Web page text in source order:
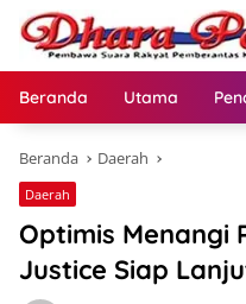
Langsung
konten
Beranda Utama
Beranda Daerah
Daerah
Optimis Menangi
Justice Siap